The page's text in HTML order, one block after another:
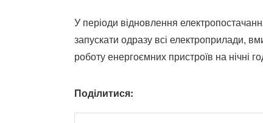
У періоди відновлення
запускати одразу всі електроприлади,
роботу енергоємних пристроїв на нічні
Поділитися: